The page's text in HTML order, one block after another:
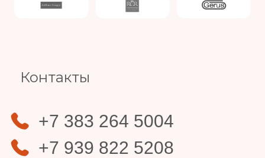
Контакты
+7 383 264 5004
+7 939 822 5208